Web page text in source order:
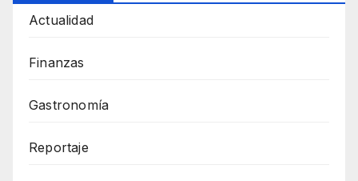
Actualidad
Finanzas
Gastronomía
Reportaje